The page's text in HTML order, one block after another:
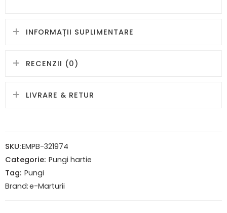
INFORMAȚII SUPLIMENTARE
RECENZII (0)
LIVRARE & RETUR
SKU:EMPB-321974
Categorie: Pungi hartie
Tag: Pungi
Brand:e-Marturii